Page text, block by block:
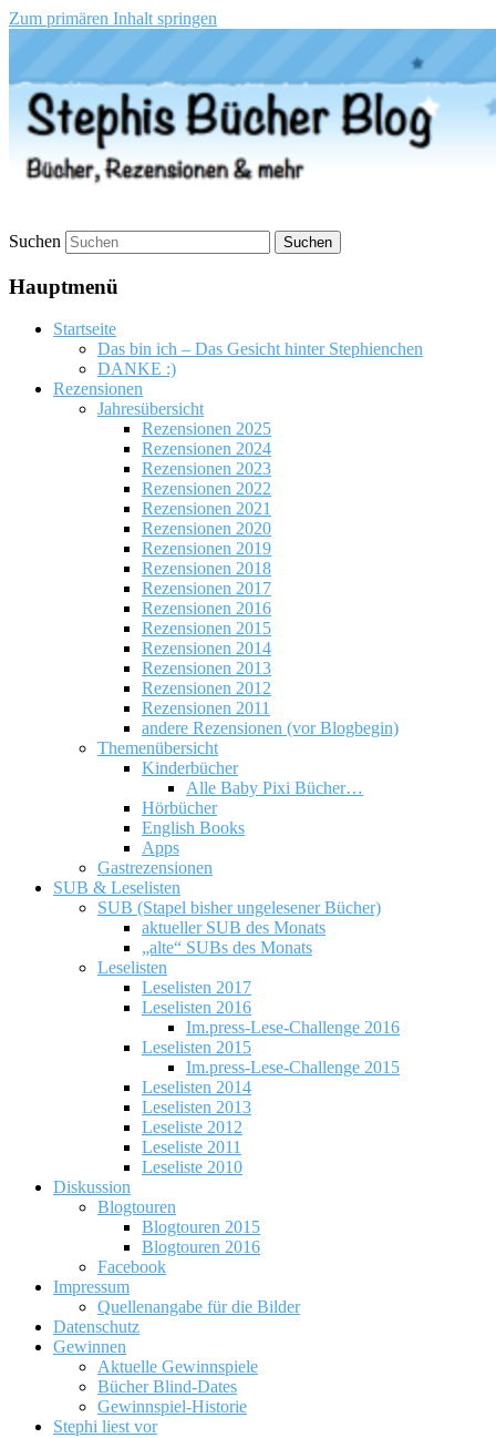
Zum primären Inhalt springen
Stephis Bücher Blog
Suchen
Hauptmenü
Startseite
Das bin ich – Das Gesicht hinter Stephienchen
DANKE :)
Rezensionen
Jahresübersicht
Rezensionen 2025
Rezensionen 2024
Rezensionen 2023
Rezensionen 2022
Rezensionen 2021
Rezensionen 2020
Rezensionen 2019
Rezensionen 2018
Rezensionen 2017
Rezensionen 2016
Rezensionen 2015
Rezensionen 2014
Rezensionen 2013
Rezensionen 2012
Rezensionen 2011
andere Rezensionen (vor Blogbegin)
Themenübersicht
Kinderbücher
Alle Baby Pixi Bücher…
Hörbücher
English Books
Apps
Gastrezensionen
SUB & Leselisten
SUB (Stapel bisher ungelesener Bücher)
aktueller SUB des Monats
„alte“ SUBs des Monats
Leselisten
Leselisten 2017
Leselisten 2016
Im.press-Lese-Challenge 2016
Leselisten 2015
Im.press-Lese-Challenge 2015
Leselisten 2014
Leselisten 2013
Leseliste 2012
Leseliste 2011
Leseliste 2010
Diskussion
Blogtouren
Blogtouren 2015
Blogtouren 2016
Facebook
Impressum
Quellenangabe für die Bilder
Datenschutz
Gewinnen
Aktuelle Gewinnspiele
Bücher Blind-Dates
Gewinnspiel-Historie
Stephi liest vor